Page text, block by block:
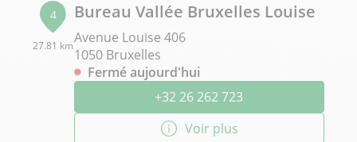
4
27.81 km
Bureau Vallée Bruxelles Louise
Avenue Louise 406
1050 Bruxelles
Fermé aujourd'hui
+32 26 262 723
Voir plus